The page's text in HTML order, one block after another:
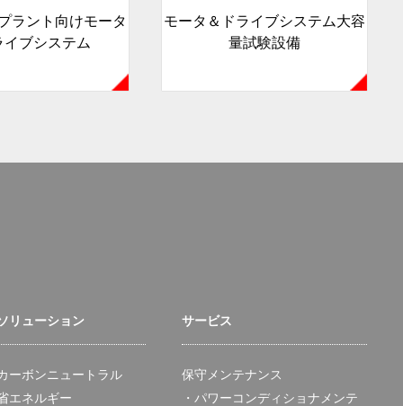
ラント向けモータ
イブシステム
モータ＆ドライブシステム大容
量試験設備
リューション
ーボンニュートラル
エネルギー
サービス
保守メンテナンス
・パワーコンディショナメンテ